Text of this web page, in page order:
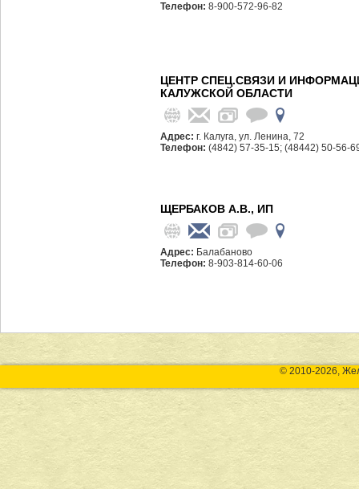
Телефон: 8-900-572-96-82
ЦЕНТР СПЕЦ.СВЯЗИ И
КАЛУЖСКОЙ ОБЛАСТИ
Адрес: г. Калуга, ул. Ленина, 72
Телефон: (4842) 57-35-15; (48442) 50-56-
ЩЕРБАКОВ А.В., ИП
Адрес: Балабаново
Телефон: 8-903-814-60-06
© 2010-2026,